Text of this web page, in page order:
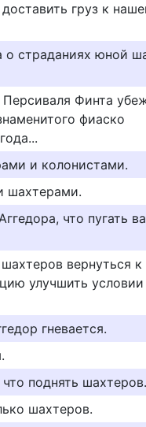
груз к
о страданиях юной
Финта
фиаско
и колонистами.
шахтерами.
что пугать
вернуться к
улучшить условии
гневается.
поднять шахтеров.
шахтеров.